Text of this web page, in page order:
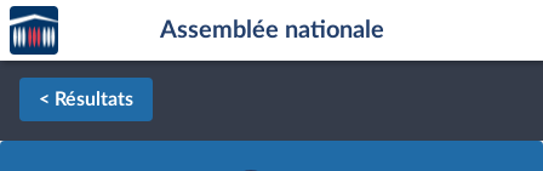
Aller au contenu
Aller en bas de la page
Accèder
à la
page
d'accueil
Assemblée nationale
< Résultats